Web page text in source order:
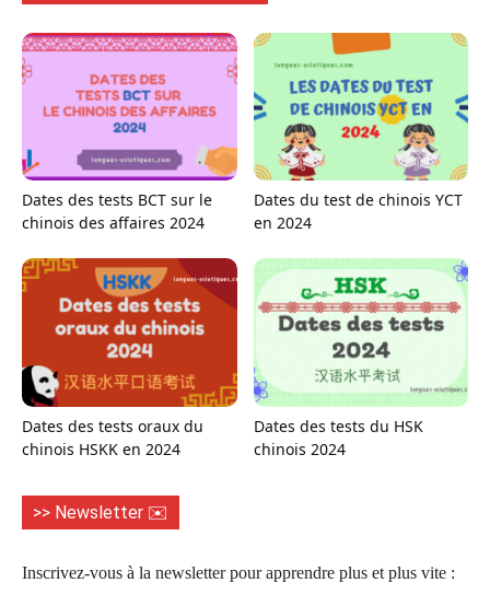
Dates des tests BCT sur le
chinois des affaires 2024
Dates du test de chinois YCT
en 2024
Dates des tests oraux du
chinois HSKK en 2024
Dates des tests du HSK
chinois 2024
>> Newsletter ✉️
Inscrivez-vous à la newsletter pour apprendre plus et plus vite :